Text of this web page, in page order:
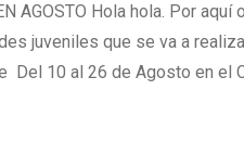
AGOSTO Hola hola. Por aquí
juveniles que se va a
Del 10 al 26 de Agosto en el